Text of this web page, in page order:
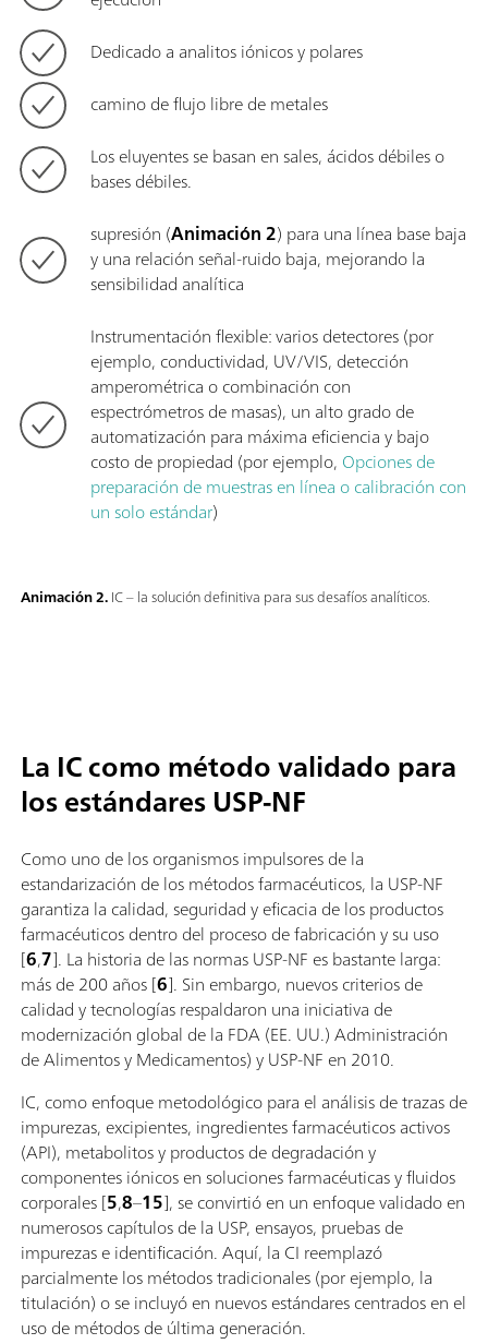
Dedicado a analitos iónicos y polares
camino de flujo libre de metales
Los eluyentes se basan en sales, ácidos débiles o
bases débiles.
supresión (Animación 2) para una línea base baja
y una relación señal-ruido baja, mejorando la
sensibilidad analítica
Instrumentación flexible: varios detectores (por
ejemplo, conductividad, UV/VIS, detección
amperométrica o combinación con
espectrómetros de masas), un alto grado de
automatización para máxima eficiencia y bajo
costo de propiedad (por ejemplo, Opciones de
preparación de muestras en línea o calibración con
un solo estándar)
Animación 2.IC – la solución definitiva para sus desafíos analíticos.
La IC como método validado para
los estándares USP-NF
Como uno de los organismos impulsores de la
estandarización de los métodos farmacéuticos, la USP-NF
garantiza la calidad, seguridad y eficacia de los productos
farmacéuticos dentro del proceso de fabricación y su uso
[6,7]. La historia de las normas USP-NF es bastante larga:
más de 200 años [6]. Sin embargo, nuevos criterios de
calidad y tecnologías respaldaron una iniciativa de
modernización global de la FDA (EE. UU.) Administración
de Alimentos y Medicamentos) y USP-NF en 2010.
IC, como enfoque metodológico para el análisis de trazas de
impurezas, excipientes, ingredientes farmacéuticos activos
(API), metabolitos y productos de degradación y
componentes iónicos en soluciones farmacéuticas y fluidos
corporales [5,8–15], se convirtió en un enfoque validado en
numerosos capítulos de la USP, ensayos, pruebas de
impurezas e identificación. Aquí, la CI reemplazó
parcialmente los métodos tradicionales (por ejemplo, la
titulación) o se incluyó en nuevos estándares centrados en el
uso de métodos de última generación.